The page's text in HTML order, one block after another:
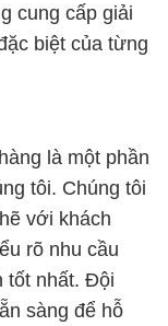
cung cấp giải
biệt của từng
là một phần
tôi. Chúng tôi
với khách
rõ nhu cầu
tốt nhất. Đội
sàng để hỗ